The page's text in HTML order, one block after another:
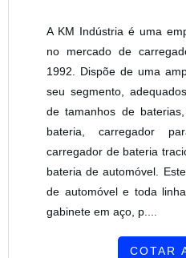
A KM Indústria é uma
no mercado de
1992. Dispõe de uma
seu segmento,
de tamanhos de
bateria, carregador
carregador de bateria
bateria de automóvel.
de automóvel e toda
gabinete em aço, p....
COTAR